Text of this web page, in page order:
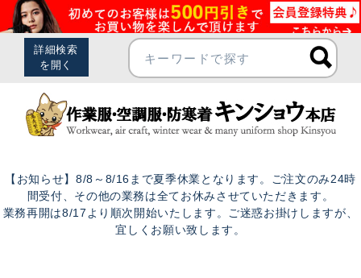
【お知らせ】8/8～8/16まで夏季休業となります。ご注文のみ24時
間受付、その他の業務は全てお休みさせていただきます。
業務再開は8/17より順次開始いたします。ご迷惑お掛けしますが、
宜しくお願い致します。